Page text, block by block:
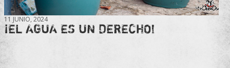
11 JUNIO, 2024
¡EL AGUA ES UN DERECHO!